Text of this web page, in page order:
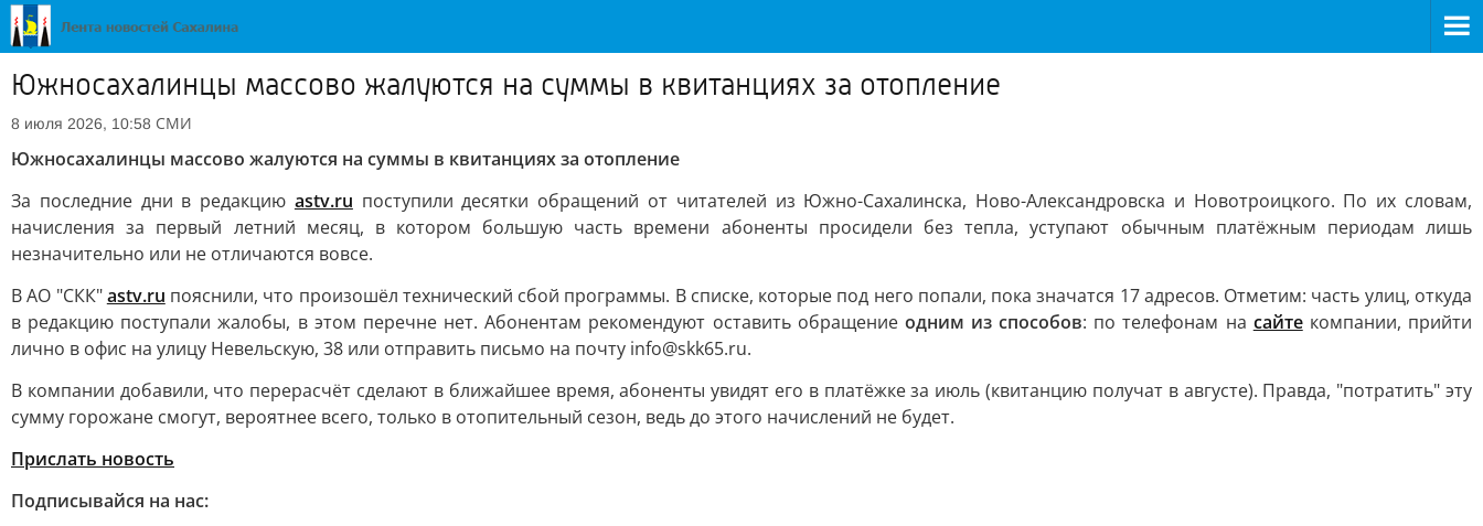
Южносахалинцы массово жалуются на суммы в квитанциях за отопление
8 июля 2026, 10:58 СМИ
Южносахалинцы массово жалуются на суммы в квитанциях за отопление
За последние дни в редакцию astv.ru поступили десятки обращений от читателей из Южно-Сахалинска, Ново-Александровска и Новотроицкого. По их словам,
начисления за первый летний месяц, в котором большую часть времени абоненты просидели без тепла, уступают обычным платёжным периодам лишь
незначительно или не отличаются вовсе.
В АО "СКК"astv.ru пояснили, что произошёл технический сбой программы. В списке, которые под него попали, пока значатся 17 адресов. Отметим: часть улиц, откуда
в редакцию поступали жалобы, в этом перечне нет. Абонентам рекомендуют оставить обращение одним из способов: по телефонам на сайтекомпании, прийти
лично в офис на улицу Невельскую, 38 или отправить письмо на почту info@skk65.ru.
В компании добавили, что перерасчёт сделают в ближайшее время, абоненты увидят его в платёжке за июль (квитанцию получат в августе). Правда, "потратить" эту
сумму горожане смогут, вероятнее всего, только в отопительный сезон, ведь до этого начислений не будет.
Прислать новость
Подписывайся на нас: